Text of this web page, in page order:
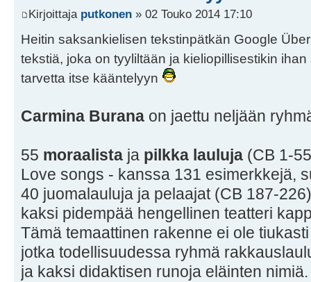
Kirjoittaja putkonen » 02 Touko 2014 17:10
Heitin saksankielisen tekstinpätkän Google
tekstiä, joka on tyyliltään ja kieliopillisestikin
tarvetta itse kääntelyyn
Carmina Burana on jaettu neljään
55 moraalista ja pilkka lauluja (CB 1-
Love songs - kanssa 131 esimerkkejä,
40 juomalauluja ja pelaajat (CB 187-226)
kaksi pidempää hengellinen teatteri
Tämä temaattinen rakenne ei ole
jotka todellisuudessa ryhmä
ja kaksi didaktisen runoja eläinten nimiä.